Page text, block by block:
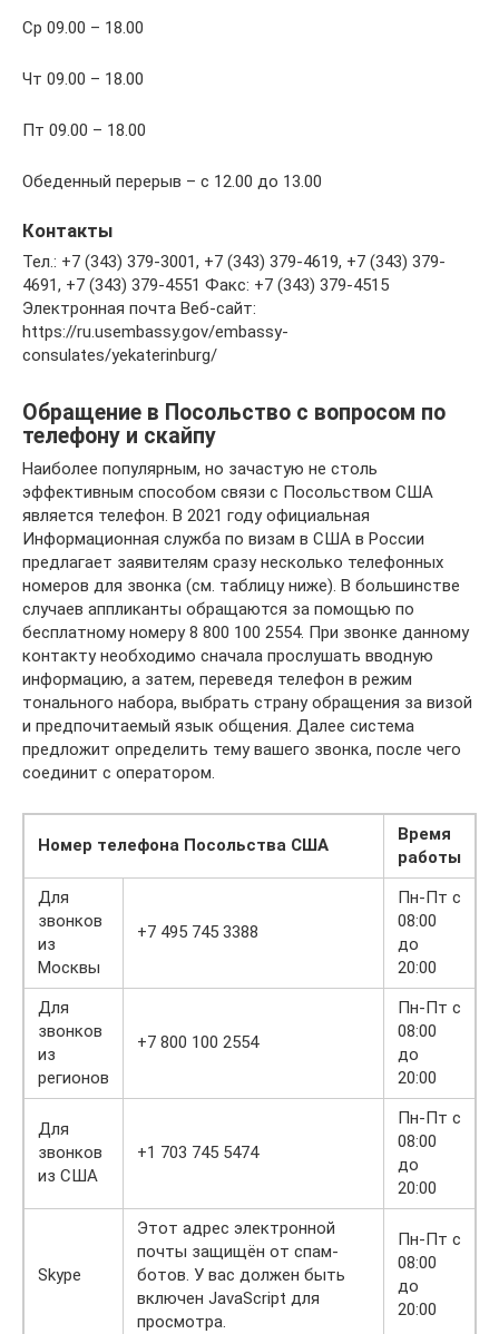
Ср 09.00 – 18.00
Чт 09.00 – 18.00
Пт 09.00 – 18.00
Обеденный перерыв – с 12.00 до 13.00
Контакты
Тел.: +7 (343) 379-3001, +7 (343) 379-4619, +7 (343) 379-
4691, +7 (343) 379-4551 Факс: +7 (343) 379-4515
Электронная почта Веб-сайт:
https://ru.usembassy.gov/embassy-
consulates/yekaterinburg/
Обращение в Посольство с вопросом по
телефону и скайпу
Наиболее популярным, но зачастую не столь
эффективным способом связи с Посольством США
является телефон. В 2021 году официальная
Информационная служба по визам в США в России
предлагает заявителям сразу несколько телефонных
номеров для звонка (см. таблицу ниже). В большинстве
случаев аппликанты обращаются за помощью по
бесплатному номеру 8 800 100 2554. При звонке данному
контакту необходимо сначала прослушать вводную
информацию, а затем, переведя телефон в режим
тонального набора, выбрать страну обращения за визой
и предпочитаемый язык общения. Далее система
предложит определить тему вашего звонка, после чего
соединит с оператором.
Номер телефона Посольства США
Время
работы
Для
звонков
из
Москвы
+7 495 745 3388
Пн-Пт с
08:00
до
20:00
Для
звонков
из
регионов
+7 800 100 2554
Пн-Пт с
08:00
до
20:00
Для
звонков
из США
+1 703 745 5474
Пн-Пт с
08:00
до
20:00
Skype
Этот адрес электронной
почты защищён от спам-
ботов. У вас должен быть
включен JavaScript для
просмотра.
Пн-Пт с
08:00
до
20:00